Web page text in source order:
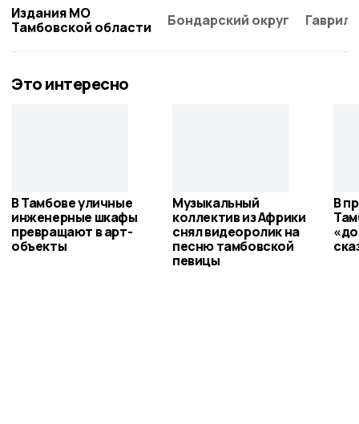
Издания МО
Тамбовской области
Бондарский округ
Это интересно
В Тамбове уличные
инженерные шкафы
превращают в арт-
объекты
Музыкальный
коллектив из Африки
снял видеоролик на
песню тамбовской
певицы
В